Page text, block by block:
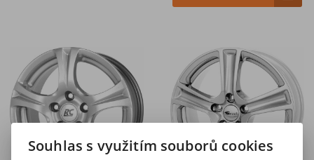
Souhlas s využitím souborů cookies